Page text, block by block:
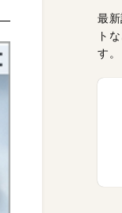
最
ト
す。